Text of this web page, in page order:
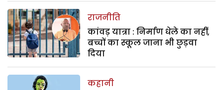
राजनीति
कांवड़ यात्रा : निर्माण धेले का नहीं,
बच्चों का स्कूल जाना भी छुड़वा
दिया
कहानी